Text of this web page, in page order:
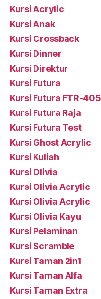
Kursi Acrylic
Kursi Anak
Kursi Crossback
Kursi Dinner
Kursi Direktur
Kursi Futura
Kursi Futura FTR-405
Kursi Futura Raja
Kursi Futura Test
Kursi Ghost Acrylic
Kursi Kuliah
Kursi Olivia
Kursi Olivia Acrylic
Kursi Olivia Acrylic
Kursi Olivia Kayu
Kursi Pelaminan
Kursi Scramble
Kursi Taman 2in1
Kursi Taman Alfa
Kursi Taman Extra